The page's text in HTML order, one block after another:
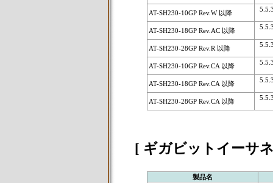
AT-SH230-10GP Rev.W 以降
AT-SH230-18GP Rev.AC 以降
AT-SH230-28GP Rev.R 以降
AT-SH230-10GP Rev.CA 以降
AT-SH230-18GP Rev.CA 以降
AT-SH230-28GP Rev.CA 以降
[ ギガビットイーサ
製品名